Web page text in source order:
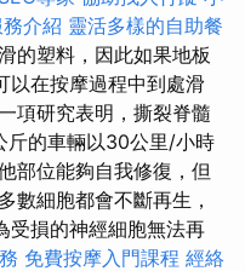
介紹 靈活多樣的自助餐
的塑料，因此如果地板
以在按摩過程中到處滑
項研究表明，撕裂脊髓
斤的車輛以30公里/小時
部位能夠自我修復，但
數細胞都會不斷再生，
受損的神經細胞無法再
免費按摩入門課程 經絡